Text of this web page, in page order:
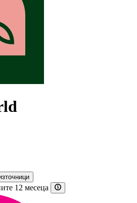
12 месеца